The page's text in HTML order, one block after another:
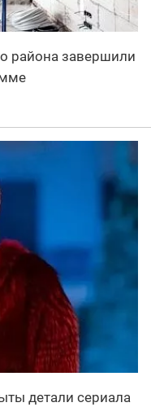
района завершили
детали сериала